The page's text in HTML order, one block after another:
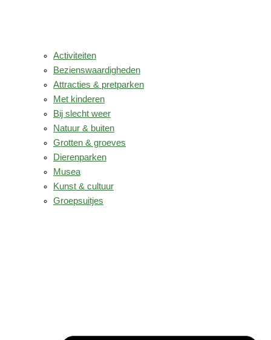
Activiteiten
Bezienswaardigheden
Attracties & pretparken
Met kinderen
Bij slecht weer
Natuur & buiten
Grotten & groeves
Dierenparken
Musea
Kunst & cultuur
Groepsuitjes